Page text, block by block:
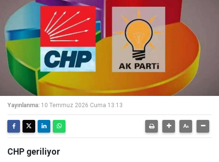
Yayınlanma: 10 Temmuz 2026 Cuma 13:13
CHP geriliyor